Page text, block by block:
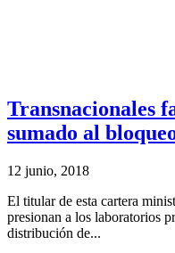
Transnacionales
sumado al
12 junio, 2018
El titular de esta cartera
presionan a los laboratorios
distribución de...